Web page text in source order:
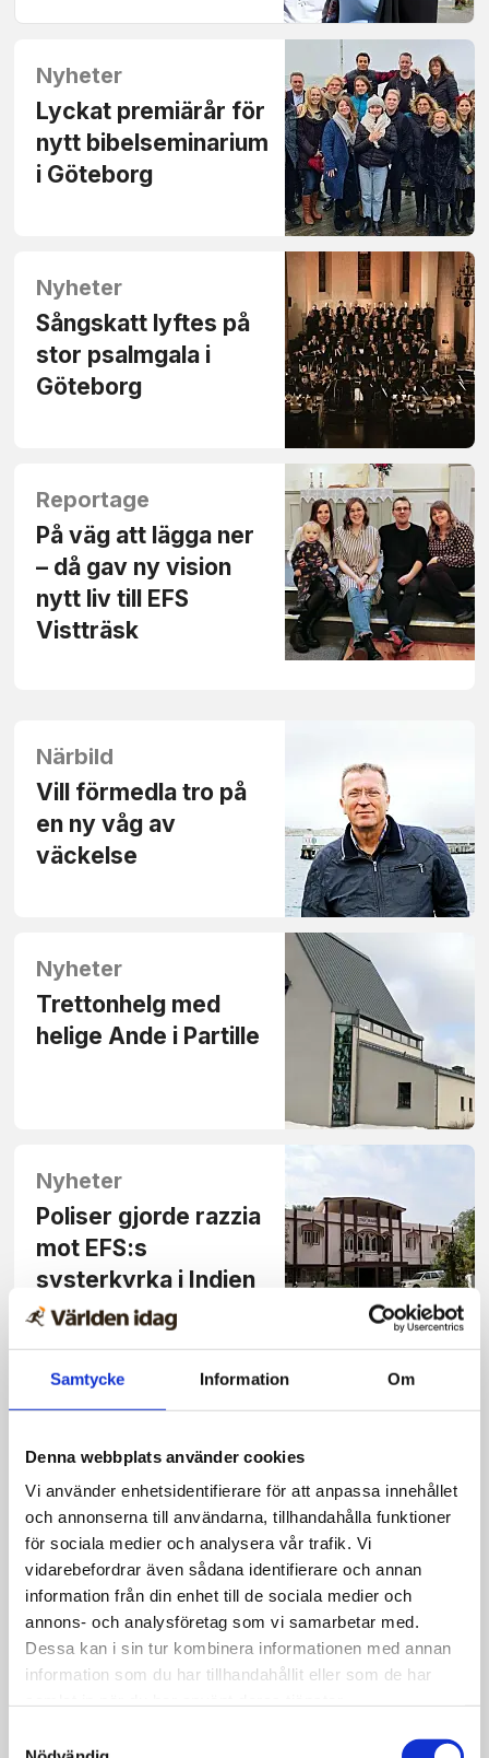
Samtycke Information Om
Denna webbplats använder cookies
Vi använder enhetsidentifierare för att anpassa innehållet
och annonserna till användarna, tillhandahålla funktioner
för sociala medier och analysera vår trafik. Vi
vidarebefordrar även sådana identifierare och annan
information från din enhet till de sociala medier och
annons- och analysföretag som vi samarbetar med.
Dessa kan i sin tur kombinera informationen med annan
information som du har tillhandahållit eller som de har
Nyheter
Lyckat premiärår för
nytt bibelseminarium
i Göteborg
Nyheter
Sångskatt lyftes på
stor psalmgala i
Göteborg
Reportage
På väg att lägga ner
– då gav ny vision
nytt liv till EFS
Vistträsk
Närbild
Vill förmedla tro på
en ny våg av
väckelse
Nyheter
Trettonhelg med
helige Ande i Partille
Nyheter
Poliser gjorde razzia
mot EFS:s
systerkyrka i Indien
– resa ställdes in
Lovsången steg i
Kalmar domkyrka
Reportage
Öjersjökyrkan gläds
stor Alphagrupp